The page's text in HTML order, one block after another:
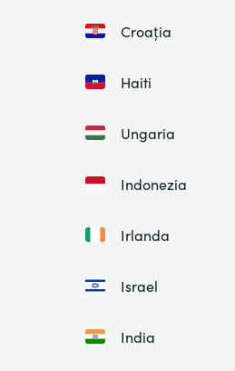
Croația
Haiti
Ungaria
Indonezia
Irlanda
Israel
India